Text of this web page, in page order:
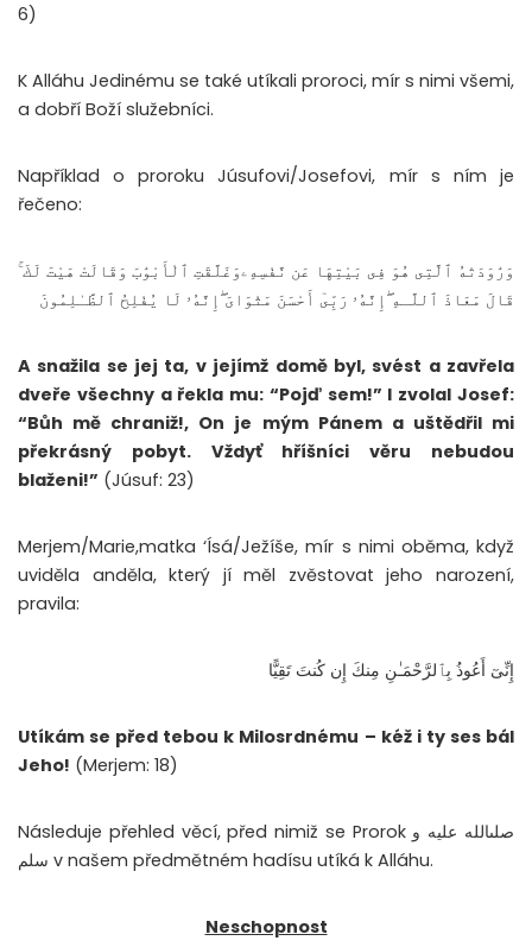
6)
K Alláhu Jedinému se také utíkali proroci, mír s nimi všemi,
a dobří Boží služebníci.
Například o proroku Júsufovi/Josefovi, mír s ním je
řečeno:
وَرَٰوَدَتْهُ ٱلَّتِى هُوَ فِى بَيْتِهَا عَن نَّفْسِهِۦوَغَلَّقَتِ ٱلْأَبْوَٰبَ وَقَالَتْ هَيْتَ لَكَ ۚ
قَالَ مَعَاذَ ٱللَّـهِ ۖإِنَّهُۥ رَبِّىٓ أَحْسَنَ مَثْوَاىَ ۖإِنَّهُۥ لَا يُفْلِحُ ٱلظَّـٰلِمُونَ
A snažila se jej ta, v jejímž domě byl, svést a zavřela
dveře všechny a řekla mu: “Pojď sem!” I zvolal Josef:
“Bůh mě chraniž!, On je mým Pánem a uštědřil mi
překrásný pobyt. Vždyť hříšníci věru nebudou
blaženi!” (Júsuf: 23)
Merjem/Marie,matka ‘Ísá/Ježíše, mír s nimi oběma, když
uviděla anděla, který jí měl zvěstovat jeho narození,
pravila:
إِنِّىٓ أَعُوذُ بِٱلرَّحْمَـٰنِ مِنكَ إِن كُنتَ تَقِيًّا
Utíkám se před tebou k Milosrdnému – kéž i ty ses bál
Jeho! (Merjem: 18)
Následuje přehled věcí, před nimiž se Prorok صلىالله عليه و
سلم v našem předmětném hadísu utíká k Alláhu.
Neschopnost